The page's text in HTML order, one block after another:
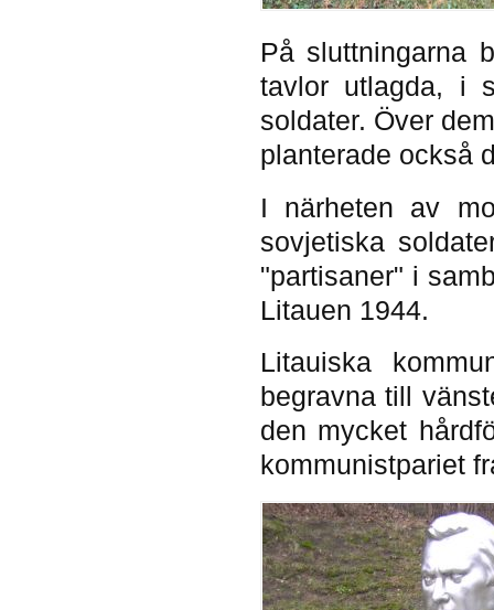
På sluttningarna
tavlor utlagda, i
soldater. Över
planterade också
I närheten av
sovjetiska
"partisaner" i
Litauen 1944.
Litauiska
begravna till
den mycket
kommunistpariet